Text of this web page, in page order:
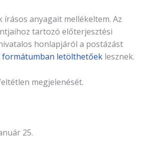
írásos anyagait mellékeltem. Az
tartozó elő­terjesztési
honlapjáról a postázást
formátumban letölthetőek lesznek.
megjelenését.
25.